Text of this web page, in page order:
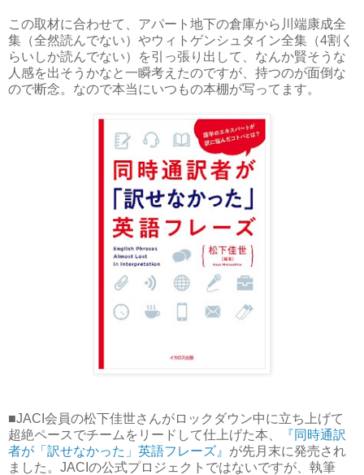
この取材に合わせて、アパート地下の倉庫から川端康成全
集（全然読んでない）やウィトゲンシュタイン全集（4割く
らいしか読んでない）を引っ張り出して、なんか賢そうな
人感を出そうかなと一瞬考えたのですが、持つのが面倒な
ので断念。なので本当にいつもの本棚が写ってます。
■JACI会員の松下佳世さんがロックダウン中に立ち上げて
超絶ペースでチームをリードして仕上げた本、
『同時通訳
者が「訳せなかった」英語フレーズ』 が先月末に発売され
ました。JACIの公式プロジェクトではないですが、執筆